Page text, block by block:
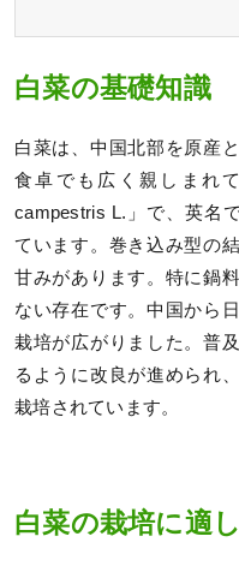
白菜の基礎知識
白菜は、中国北部を原産
食卓でも広く親しまれ
campestris L.」で、英名
ています。巻き込み型の
甘みがあります。特に鍋
ない存在です。中国から
栽培が広がりました。普
るように改良が進められ
栽培されています。
白菜の栽培に適